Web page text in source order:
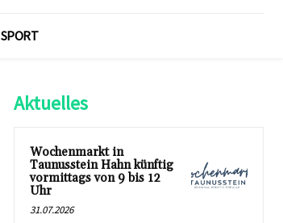
SPORT
Aktuelles
Wochenmarkt in
Taunusstein Hahn künftig
vormittags von 9 bis 12
Uhr
31.07.2026